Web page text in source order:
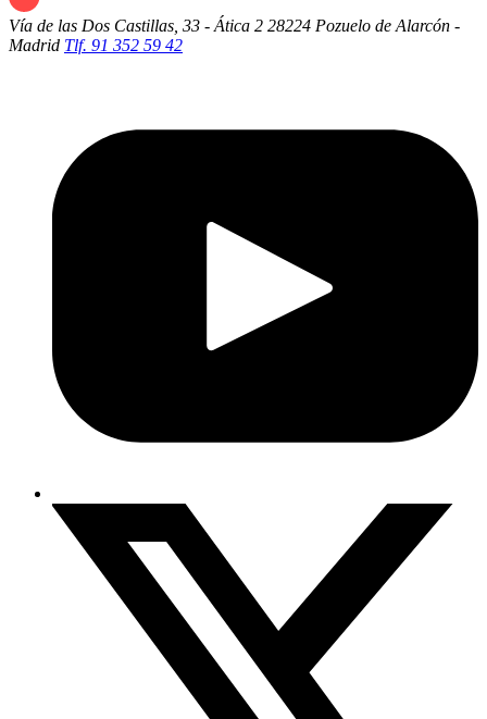
Vía de las Dos Castillas, 33 - Ática 2 28224 Pozuelo de Alarcón -
Madrid Tlf. 91 352 59 42